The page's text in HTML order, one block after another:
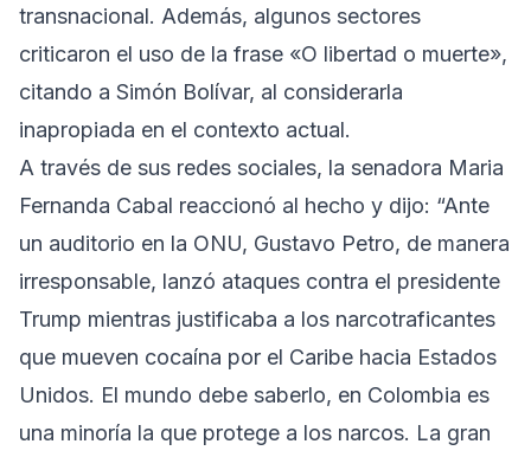
transnacional. Además, algunos sectores
criticaron el uso de la frase «O libertad o muerte»,
citando a Simón Bolívar, al considerarla
inapropiada en el contexto actual.
A través de sus redes sociales, la senadora Maria
Fernanda Cabal reaccionó al hecho y dijo: “Ante
un auditorio en la ONU, Gustavo Petro, de manera
irresponsable, lanzó ataques contra el presidente
Trump mientras justificaba a los narcotraficantes
que mueven cocaína por el Caribe hacia Estados
Unidos. El mundo debe saberlo, en Colombia es
una minoría la que protege a los narcos. La gran